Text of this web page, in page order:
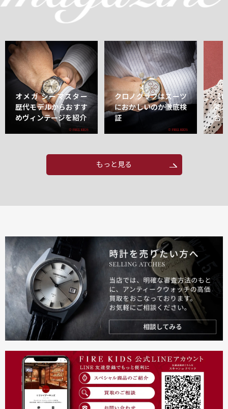
オメガ シーマスター
歴代モデルからおすす
めヴィンテージを紹介
クロノグラフはスーツ
におかしいのか徹底検
証
【
能
合
もっと見る